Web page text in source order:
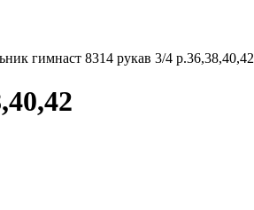
гимнаст 8314 рукав 3/4 р.36,38,40,42